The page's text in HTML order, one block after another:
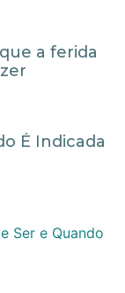
a ferida
É Indicada